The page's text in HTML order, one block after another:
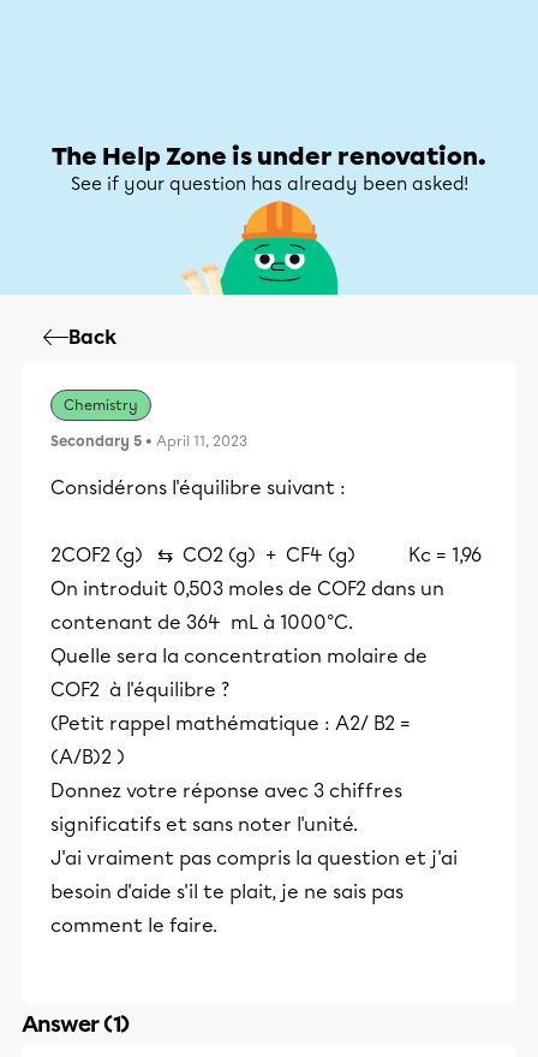
The Help Zone is under renovation.
See if your question has already been asked!
Back
Chemistry
Secondary 5 • April 11, 2023
Considérons l'équilibre suivant :
2COF2 (g) ⇆ CO2 (g) + CF4 (g) Kc = 1,96
On introduit 0,503 moles de COF2 dans un
contenant de 364 mL à 1000°C.
Quelle sera la concentration molaire de
COF2 à l'équilibre ?
(Petit rappel mathématique : A2/ B2 =
(A/B)2 )
Donnez votre réponse avec 3 chiffres
significatifs et sans noter l'unité.
J'ai vraiment pas compris la question et j'ai
besoin d'aide s'il te plait, je ne sais pas
comment le faire.
Answer (1)